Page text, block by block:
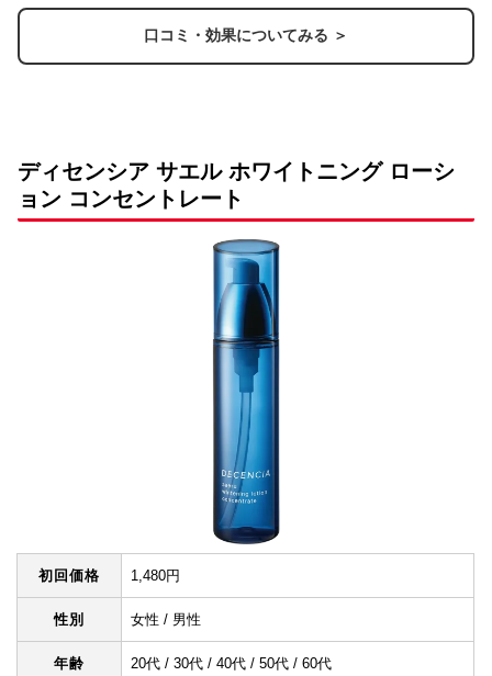
口コミ・効果についてみる ＞
ディセンシア サエル ホワイトニング ローシ
ョン コンセントレート
初回価格 1,480円
性別 女性 / 男性
年齢 20代 / 30代 / 40代 / 50代 / 60代